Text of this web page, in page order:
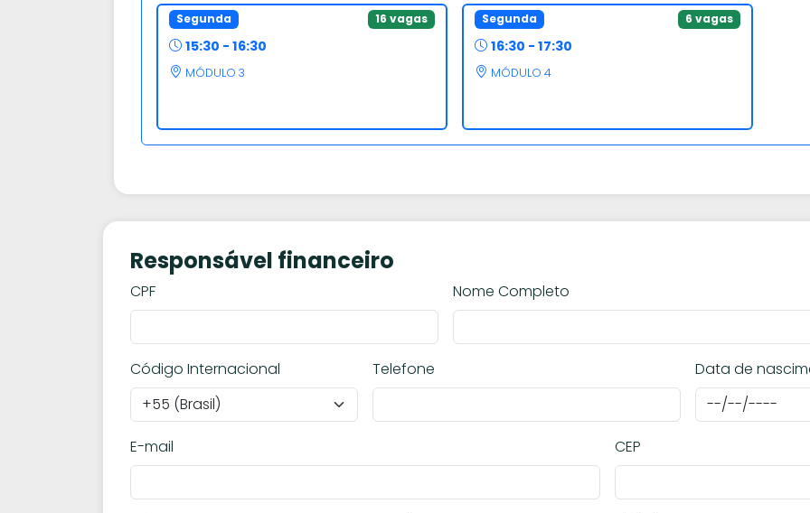
Segunda 16 vagas
15:30 - 16:30
MÓDULO 3
Segunda 6 vagas
16:30 - 17:30
MÓDULO 4
Responsável financeiro
CPF Nome Completo
Código Internacional Telefone Data de
E-mail CEP